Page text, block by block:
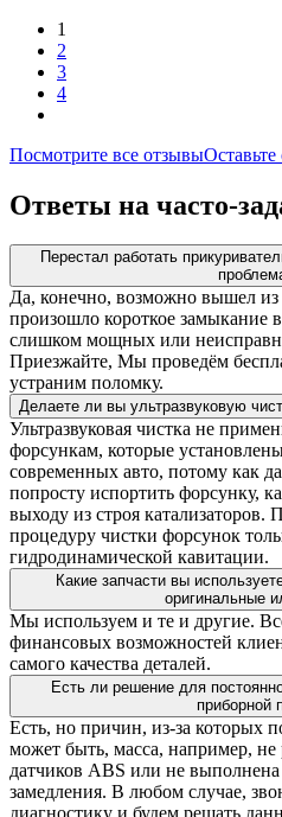
1
2
3
4
Посмотрите все отзывы
Ответы на часто-
Перестал работать
Да, конечно, возможно вышел из
произошло короткое замыкание
слишком мощных или
Приезжайте, Мы проведём
устраним поломку.
Делаете ли вы ультразвуковую
Ультразвуковая чистка не
форсункам, которые
современных авто, потому как
попросту испортить форсунку,
выходу из строя
процедуру чистки форсунок
гидродинамической кавитации.
Какие запчасти вы
оригинальные
Мы используем и те и другие.
финансовых возможностей
самого качества деталей.
Есть ли решение для
приборной
Есть, но причин, из-за которых
может быть, масса, например, не
датчиков ABS или не выполнена
замедления. В любом случае,